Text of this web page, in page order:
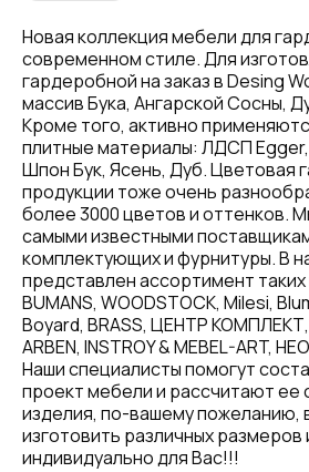
Новая коллекция мебели для
современном стиле. Для
гардеробной на заказ в Desing
массив Бука, Ангарской Сосны,
Кроме того, активно
плитные материалы: ЛДСП
Шпон Бук, Ясень, Дуб. Цветовая
продукции тоже очень
более 3000 цветов и оттенков.
самыми известными
комплектующих и фурнитуры. В
представлен ассортимент таких
BUMANS, WOODSTOCK, Milesi,
Boyard, BRASS, ЦЕНТР
ARBEN, INSTROY & MEBEL-ART,
Наши специалисты помогут
проект мебели и рассчитают ее
изделия, по-вашему пожеланию,
изготовить различных
индивидуально для Вас!!!